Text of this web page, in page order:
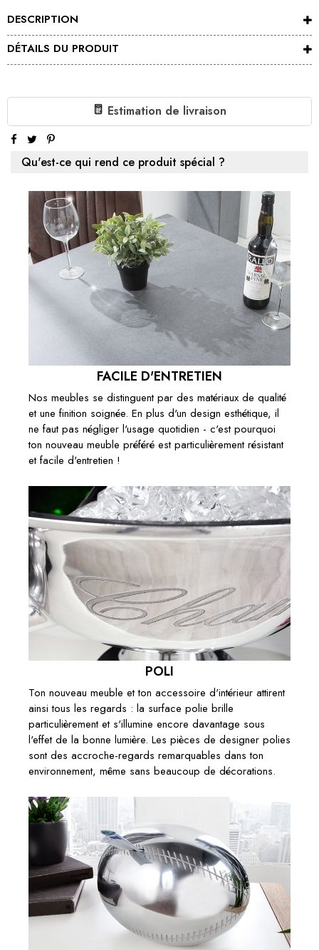
DESCRIPTION
DÉTAILS DU PRODUIT
Estimation de livraison
Qu'est-ce qui rend ce produit spécial ?
FACILE D'ENTRETIEN
Nos meubles se distinguent par des matériaux de qualité
et une finition soignée. En plus d'un design esthétique, il
ne faut pas négliger l'usage quotidien - c'est pourquoi
ton nouveau meuble préféré est particulièrement résistant
et facile d'entretien !
POLI
Ton nouveau meuble et ton accessoire d'intérieur attirent
ainsi tous les regards : la surface polie brille
particulièrement et s'illumine encore davantage sous
l'effet de la bonne lumière. Les pièces de designer polies
sont des accroche-regards remarquables dans ton
environnement, même sans beaucoup de décorations.